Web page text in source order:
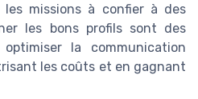
les missions à confier à des
les bons profils sont des
la communication
les coûts et en gagnant